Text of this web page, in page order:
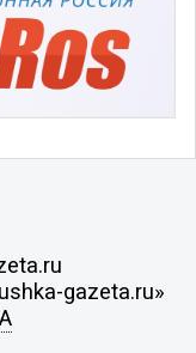
gazeta.ru»